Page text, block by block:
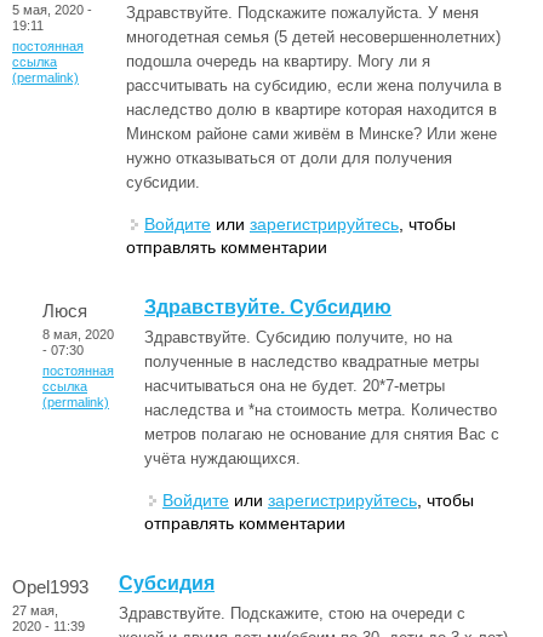
5 мая, 2020 -
19:11
постоянная
ссылка
(permalink)
Здравствуйте. Подскажите пожалуйста. У меня
многодетная семья (5 детей несовершеннолетних)
подошла очередь на квартиру. Могу ли я
рассчитывать на субсидию, если жена получила в
наследство долю в квартире которая находится в
Минском районе сами живём в Минске? Или жене
нужно отказываться от доли для получения
субсидии.
Войдите или зарегистрируйтесь , чтобы
отправлять комментарии
Люся
8 мая, 2020
- 07:30
постоянная
ссылка
(permalink)
Здравствуйте. Субсидию
Здравствуйте. Субсидию получите, но на
полученные в наследство квадратные метры
насчитываться она не будет. 20*7-метры
наследства и *на стоимость метра. Количество
метров полагаю не основание для снятия Вас с
учёта нуждающихся.
Войдите или зарегистрируйтесь , чтобы
отправлять комментарии
Opel1993
27 мая,
2020 - 11:39
Субсидия
Здравствуйте. Подскажите, стою на очереди с